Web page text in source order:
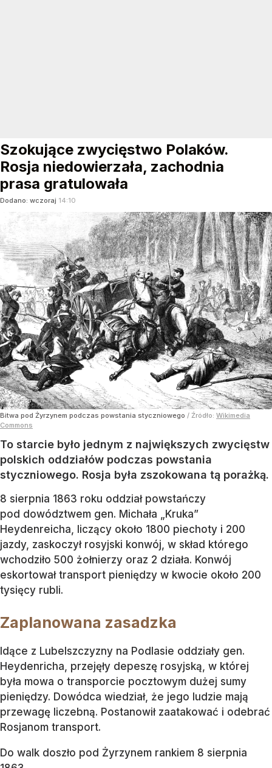
Szokujące zwycięstwo Polaków.
Rosja niedowierzała, zachodnia
prasa gratulowała
Dodano: wczoraj 14:10
Bitwa pod Żyrzynem podczas powstania styczniowego / Źródło: Wikimedia
Commons
To starcie było jednym z największych zwycięstw
polskich oddziałów podczas powstania
styczniowego. Rosja była zszokowana tą porażką.
8 sierpnia 1863 roku oddział powstańczy
pod dowództwem gen. Michała „Kruka”
Heydenreicha, liczący około 1800 piechoty i 200
jazdy, zaskoczył rosyjski konwój, w skład którego
wchodziło 500 żołnierzy oraz 2 działa. Konwój
eskortował transport pieniędzy w kwocie około 200
tysięcy rubli.
Zaplanowana zasadzka
Idące z Lubelszczyzny na Podlasie oddziały gen.
Heydenricha, przejęły depeszę rosyjską, w której
była mowa o transporcie pocztowym dużej sumy
pieniędzy. Dowódca wiedział, że jego ludzie mają
przewagę liczebną. Postanowił zaatakować i odebrać
Rosjanom transport.
Do walk doszło pod Żyrzynem rankiem 8 sierpnia